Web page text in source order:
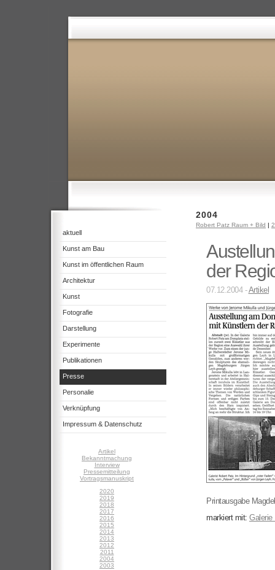
aktuell
Kunst am Bau
Kunst im öffentlichen Raum
Architektur
Kunst
Fotografie
Darstellung
Experimente
Publikationen
Presse
Personalie
Verknüpfung
Impressum & Datenschutz
Artikel
Bekanntmachung
Interview
Pressemitteilung
Vortragsmanuskript
2020
2019
2018
2017
2016
2015
2014
2013
2012
2011
2004
2003
2004
Robert Patz Raum + Bild |
der
07.12.2004 -Artikel
Printausgabe
markiert mit: Galerie